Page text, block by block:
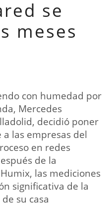
se
meses
con humedad por
Mercedes
decidió poner
las empresas del
en redes
de la
las mediciones
significativa de la
su casa